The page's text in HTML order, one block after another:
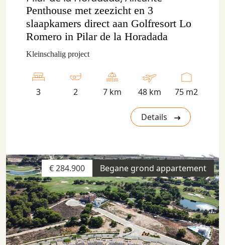
Penthouse met zeezicht en 3
slaapkamers direct aan Golfresort Lo
Romero in Pilar de la Horadada
Kleinschalig project
3 2 7 km 48 km 75 m2
Details
Begane grond appartement
€ 284.900